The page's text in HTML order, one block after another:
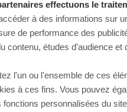
effectuons le
à des informations sur
de performance des
contenu, études d’audience
l'un ou l'ensemble de ces
à ces fins. Vous pouvez
fonctions personnalisées du
This page
Reload to try
Reload Back